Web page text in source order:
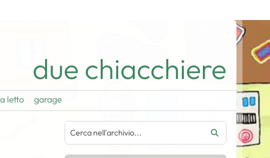
due chiacchiere
letto garage